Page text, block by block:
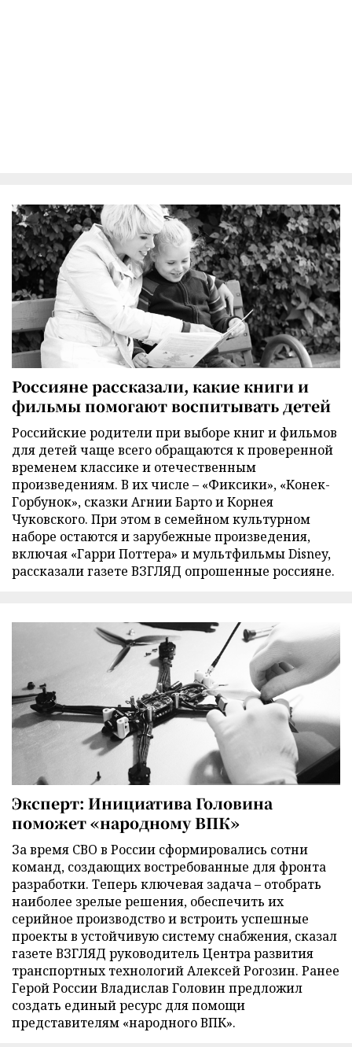
Россияне рассказали, какие книги и
фильмы помогают воспитывать детей
Российские родители при выборе книг и фильмов
для детей чаще всего обращаются к проверенной
временем классике и отечественным
произведениям. В их числе – «Фиксики», «Конек-
Горбунок», сказки Агнии Барто и Корнея
Чуковского. При этом в семейном культурном
наборе остаются и зарубежные произведения,
включая «Гарри Поттера» и мультфильмы Disney,
рассказали газете ВЗГЛЯД опрошенные россияне.
Эксперт: Инициатива Головина
поможет «народному ВПК»
За время СВО в России сформировались сотни
команд, создающих востребованные для фронта
разработки. Теперь ключевая задача – отобрать
наиболее зрелые решения, обеспечить их
серийное производство и встроить успешные
проекты в устойчивую систему снабжения, сказал
газете ВЗГЛЯД руководитель Центра развития
транспортных технологий Алексей Рогозин. Ранее
Герой России Владислав Головин предложил
создать единый ресурс для помощи
представителям «народного ВПК».